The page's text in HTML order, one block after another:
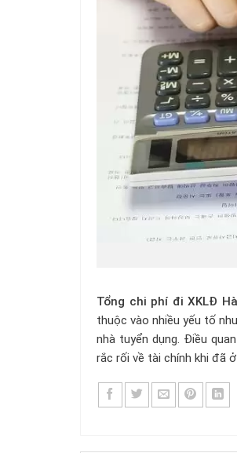
Tổng chi phí đi XKLĐ
thuộc vào nhiều yếu tố
nhà tuyển dụng. Điều
rắc rối về tài chính khi đã